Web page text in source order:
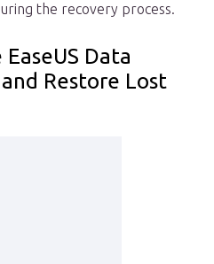
the recovery process.
Data
Restore Lost